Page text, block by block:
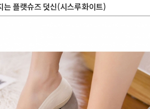
는 플랫슈즈 덧신(시스루화이트)